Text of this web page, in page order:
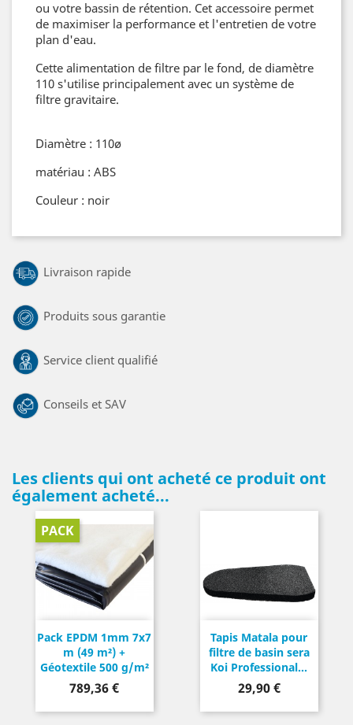
ou votre bassin de rétention. Cet accessoire permet
de maximiser la performance et l'entretien de votre
plan d'eau.
Cette alimentation de filtre par le fond, de diamètre
110 s'utilise principalement avec un système de
filtre gravitaire.
Diamètre : 110ø
matériau : ABS
Couleur : noir
Livraison rapide
Produits sous garantie
Service client qualifié
Conseils et SAV
Les clients qui ont acheté ce produit ont
également acheté...
Pack EPDM 1mm 7x7
m (49 m²) +
Géotextile 500 g/m²
Prix
789,36 €
PACK
Tapis Matala pour
filtre de basin sera
Koi Professional...
Prix
29,90 €